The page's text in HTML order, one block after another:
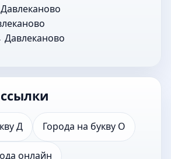
Давлеканово
Д Города на букву О
онлайн